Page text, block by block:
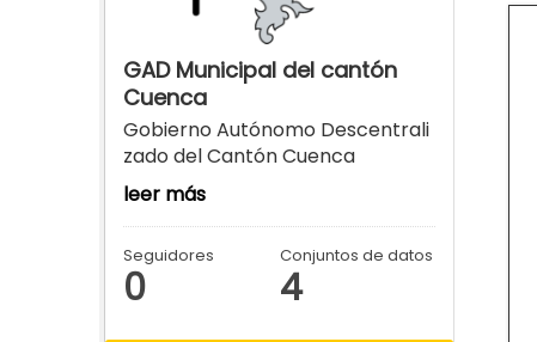
GAD Municipal del cantón
Cuenca
Gobierno Autónomo Descentrali
zado del Cantón Cuenca
leer más
Seguidores
0
Conjuntos de datos
4